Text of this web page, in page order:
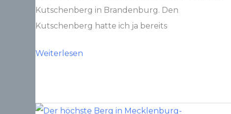
Kutschenberg in Brandenburg. Den
Kutschenberg hatte ich ja bereits
Heidehöhe
Weiterlesen